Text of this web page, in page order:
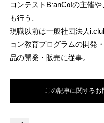
コンテストBranCo!の主催
も行う。
現職以前は一般社団法人
ョン教育プログラムの開発
品の開発・販売に従事。
この記事に関するお